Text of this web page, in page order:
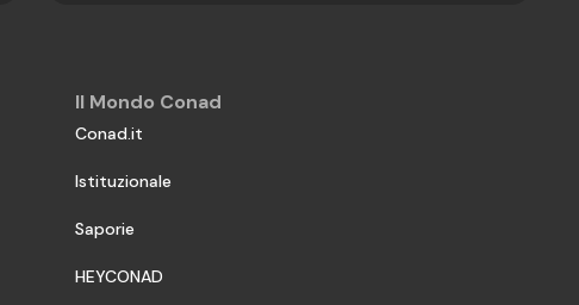
Il Mondo Conad
Conad.it
Istituzionale
Saporie
HEYCONAD